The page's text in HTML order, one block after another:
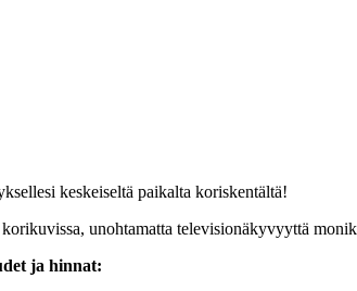
keskeiseltä paikalta koriskentältä!
unohtamatta televisionäkyvyyttä
ja hinnat: